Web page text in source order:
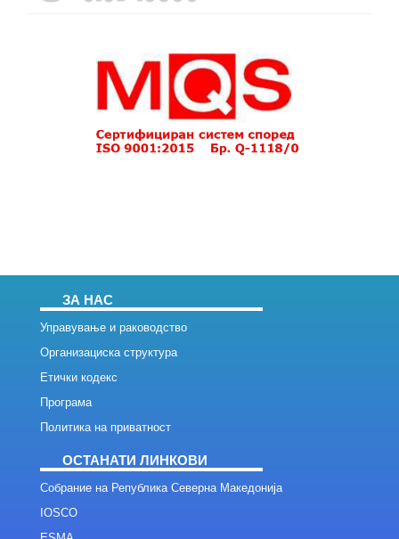
ЗА НАС
Управување и раководство
Организациска структура
Етички кодекс
Програма
Политика на приватност
ОСТАНАТИ ЛИНКОВИ
Собрание на Република Северна Македонија
IOSCO